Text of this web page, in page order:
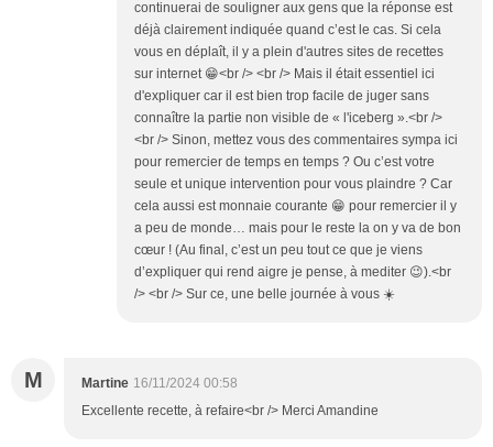
continuerai de souligner aux gens que la réponse est
déjà clairement indiquée quand c’est le cas. Si cela
vous en déplaît, il y a plein d'autres sites de recettes
sur internet 😁<br /> <br /> Mais il était essentiel ici
d'expliquer car il est bien trop facile de juger sans
connaître la partie non visible de « l'iceberg ».<br />
<br /> Sinon, mettez vous des commentaires sympa ici
pour remercier de temps en temps ? Ou c’est votre
seule et unique intervention pour vous plaindre ? Car
cela aussi est monnaie courante 😁 pour remercier il y
a peu de monde… mais pour le reste la on y va de bon
cœur ! (Au final, c’est un peu tout ce que je viens
d’expliquer qui rend aigre je pense, à mediter 😉).<br
/> <br /> Sur ce, une belle journée à vous ☀️
M Martine 16/11/2024 00:58
Excellente recette, à refaire<br /> Merci Amandine